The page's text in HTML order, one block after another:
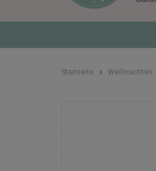
Startseite Weihnachten